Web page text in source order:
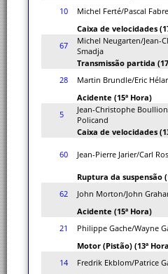
10
Michel Ferté/Pascal
Caixa de velocidades
67
Michel Neugarten/Jean-
Smadja
Transmissão partida
28
Martin Brundle/Eric
Acidente (15ª Hora)
5
Jean-Christophe
Policand
Caixa de velocidades
60 Jean-Pierre Jarier/Carl
Ruptura da suspensão
62
John Morton/John
Acidente (15ª Hora)
21
Philippe Gache/Wayne
Motor (Pistão) (13ª
14
Fredrik Ekblom/Patrice